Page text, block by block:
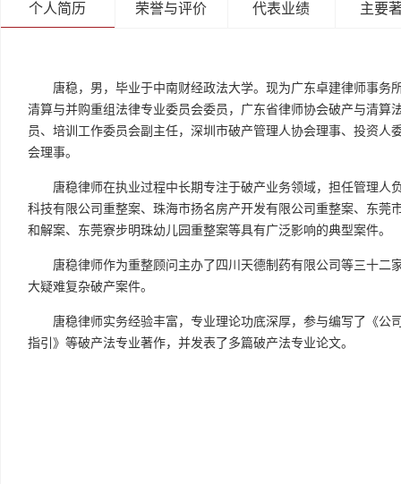
个人简历 荣誉与评价 代表业绩 主要
唐稳，男，毕业于中南财经政法大学。现为广东卓建律师事
清算与并购重组法律专业委员会委员，广东省律师协会破产与清
员、培训工作委员会副主任，深圳市破产管理人协会理事、投资
会理事。
唐稳律师在执业过程中长期专注于破产业务领域，担任管理
科技有限公司重整案、珠海市扬名房产开发有限公司重整案、东
和解案、东莞寮步明珠幼儿园重整案等具有广泛影响的典型案件。
唐稳律师作为重整顾问主办了四川天德制药有限公司等三十
大疑难复杂破产案件。
唐稳律师实务经验丰富，专业理论功底深厚，参与编写了《
指引》等破产法专业著作，并发表了多篇破产法专业论文。